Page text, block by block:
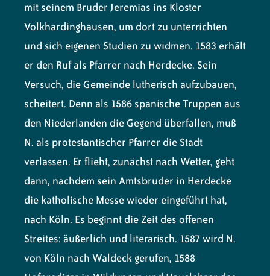
mit seinem Bruder Jeremias ins Kloster
Volkhardinghausen, um dort zu unterrichten
und sich eigenen Studien zu widmen. 1583 erhält
er den Ruf als Pfarrer nach Herdecke. Sein
Versuch, die Gemeinde lutherisch aufzubauen,
scheitert. Denn als 1586 spanische Truppen aus
den Niederlanden die Gegend überfallen, muß
N. als protestantischer Pfarrer die Stadt
verlassen. Er flieht, zunächst nach Wetter, geht
dann, nachdem sein Amtsbruder in Herdecke
die katholische Messe wieder eingeführt hat,
nach Köln. Es beginnt die Zeit des offenen
Streites: äußerlich und literarisch. 1587 wird N.
von Köln nach Waldeck gerufen, 1588